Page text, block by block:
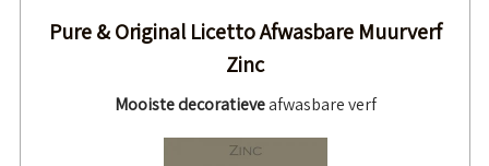
Pure & Original Licetto Afwasbare Muurverf
Zinc
Mooistedecoratieveafwasbare verf